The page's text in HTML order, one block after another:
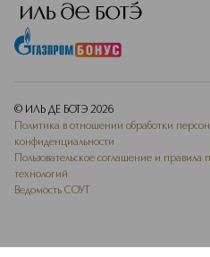
© ИЛЬ ДЕ БОТЭ 2026
Политика в отношении обработки
конфиденциальности
Пользовательское соглашение и
технологий
Ведомость СОУТ